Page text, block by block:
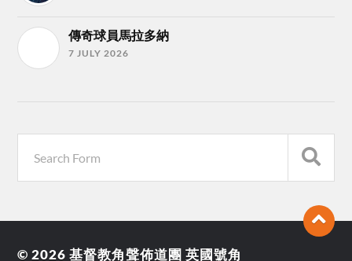
傳奇球員馬拉多納
7 JULY 2026
© 2026基督教角聲佈道團 英國號角